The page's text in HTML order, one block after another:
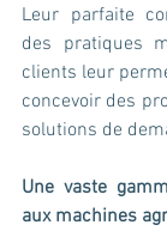
Leur parfaite
des pratiques
clients leur
concevoir des
solutions de
Une vaste
aux machines